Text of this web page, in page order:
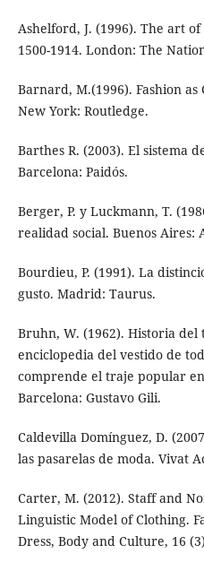
Ashelford, J. (1996). The art
1500-1914. London: The
Barnard, M.(1996). Fashion
New York: Routledge.
Barthes R. (2003). El sistema
Barcelona: Paidós.
Berger, P. y Luckmann, T.
realidad social. Buenos Aires:
Bourdieu, P. (1991). La
gusto. Madrid: Taurus.
Bruhn, W. (1962). Historia del
enciclopedia del vestido de
comprende el traje popular
Barcelona: Gustavo Gili.
Caldevilla Domínguez, D.
las pasarelas de moda. Vivat
Carter, M. (2012). Staff and
Linguistic Model of Clothing.
Dress, Body and Culture, 16